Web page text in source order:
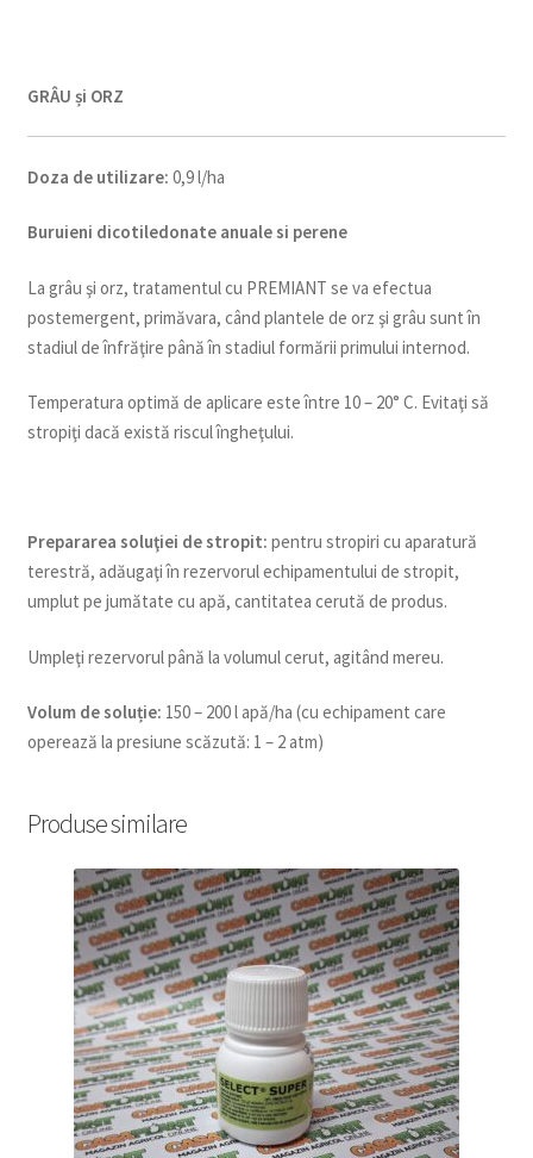
GRÂU și ORZ
Doza de utilizare: 0,9 l/ha
Buruieni dicotiledonate anuale si perene
La grâu şi orz, tratamentul cu PREMIANT se va efectua
postemergent, primăvara, când plantele de orz şi grâu sunt în
stadiul de înfrăţire până în stadiul formării primului internod.
Temperatura optimă de aplicare este între 10 – 20° C. Evitaţi să
stropiţi dacă există riscul îngheţului.
Prepararea soluţiei de stropit: pentru stropiri cu aparatură
terestră, adăugaţi în rezervorul echipamentului de stropit,
umplut pe jumătate cu apă, cantitatea cerută de produs.
Umpleţi rezervorul până la volumul cerut, agitând mereu.
Volum de soluție: 150 – 200 l apă/ha (cu echipament care
operează la presiune scăzută: 1 – 2 atm)
Produse similare